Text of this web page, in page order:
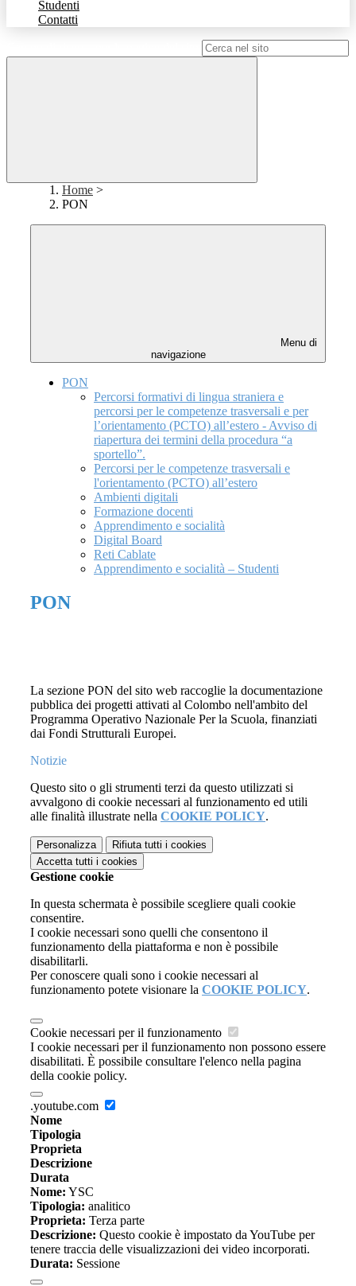
Studenti
Contatti
Home >
PON
Menu di
navigazione
PON
Percorsi formativi di lingua straniera e
percorsi per le competenze trasversali e per
l’orientamento (PCTO) all’estero - Avviso di
riapertura dei termini della procedura “a
sportello”.
Percorsi per le competenze trasversali e
l'orientamento (PCTO) all’estero
Ambienti digitali
Formazione docenti
Apprendimento e socialità
Digital Board
Reti Cablate
Apprendimento e socialità – Studenti
PON
La sezione PON del sito web raccoglie la documentazione
pubblica dei progetti attivati al Colombo nell'ambito del
Programma Operativo Nazionale Per la Scuola, finanziati
dai Fondi Strutturali Europei.
Notizie
Questo sito o gli strumenti terzi da questo utilizzati si
avvalgono di cookie necessari al funzionamento ed utili
alle finalità illustrate nella COOKIE POLICY.
Personalizza Rifiuta tutti i cookies
Accetta tutti i cookies
Gestione cookie
In questa schermata è possibile scegliere quali cookie
consentire.
I cookie necessari sono quelli che consentono il
funzionamento della piattaforma e non è possibile
disabilitarli.
Per conoscere quali sono i cookie necessari al
funzionamento potete visionare la COOKIE POLICY.
Cookie necessari per il funzionamento
I cookie necessari per il funzionamento non possono essere
disabilitati. È possibile consultare l'elenco nella pagina
della cookie policy.
.youtube.com
Nome
Tipologia
Proprieta
Descrizione
Durata
Nome: YSC
Tipologia: analitico
Proprieta: Terza parte
Descrizione: Questo cookie è impostato da YouTube per
tenere traccia delle visualizzazioni dei video incorporati.
Durata: Sessione